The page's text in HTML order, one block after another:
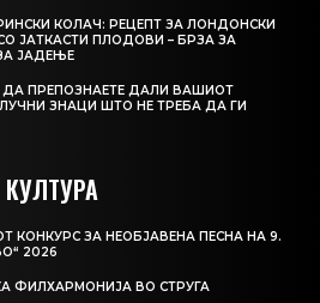
КОЛАЧ: РЕЦЕПТ ЗА ЛОНДОНСКИ
ЈАТКАСТИ ПЛОДОВИ – БРЗА ЗА
ЈАДЕЊЕ
ДА ПРЕПОЗНАЕТЕ ДАЛИ ВАШИОТ
ЗНАЦИ ШТО НЕ ТРЕБА ДА ГИ
КУЛТУРА
КОНКУРС ЗА НЕОБЈАВЕНА ПЕСНА НА 9.
2026
ФИЛХАРМОНИЈА ВО СТРУГА